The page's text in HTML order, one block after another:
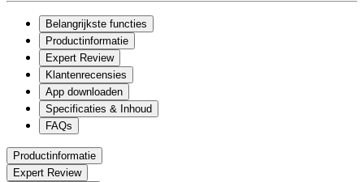
Belangrijkste functies
Productinformatie
Expert Review
Klantenrecensies
App downloaden
Specificaties & Inhoud
FAQs
Productinformatie
Expert Review